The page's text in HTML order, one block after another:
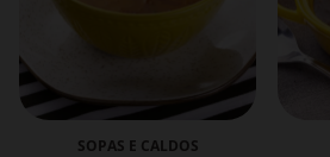
SOPAS E CALDOS